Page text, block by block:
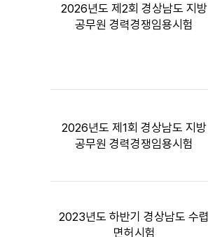
2026년도 제2회 경상남도 지방
공무원 경력경쟁임용시험
2026년도 제1회 경상남도 지방
공무원 경력경쟁임용시험
2023년도 하반기 경상남도 수렵
면허시험